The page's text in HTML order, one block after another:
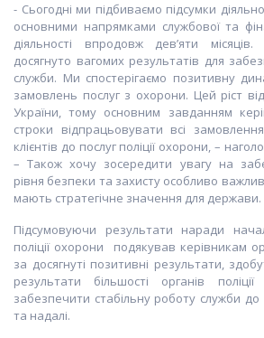
- Сьогодні ми підбиваємо підсумки
основними напрямками службової та
діяльності впродовж дев’яти
досягнуто вагомих результатів для
служби. Ми спостерігаємо позитивну
замовлень послуг з охорони. Цей ріст
України, тому основним завданням
строки відпрацьовувати всі
клієнтів до послуг поліції охорони, –
– Також хочу зосередити увагу на
рівня безпеки та захисту особливо
мають стратегічне значення для держави.
Підсумовуючи результати наради
поліції охорони подякував керівникам
за досягнуті позитивні результати,
результати більшості органів
забезпечити стабільну роботу служби до
та надалі.